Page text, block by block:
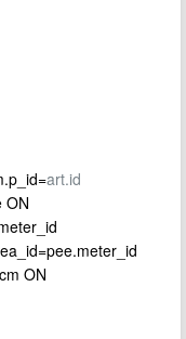
art.id
ON
ON